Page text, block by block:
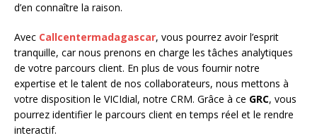
d’en connaître la raison.
Avec Callcentermadagascar, vous pourrez avoir l’esprit
tranquille, car nous prenons en charge les tâches analytiques
de votre parcours client. En plus de vous fournir notre
expertise et le talent de nos collaborateurs, nous mettons à
votre disposition le VICIdial, notre CRM. Grâce à ce GRC, vous
pourrez identifier le parcours client en temps réel et le rendre
interactif.